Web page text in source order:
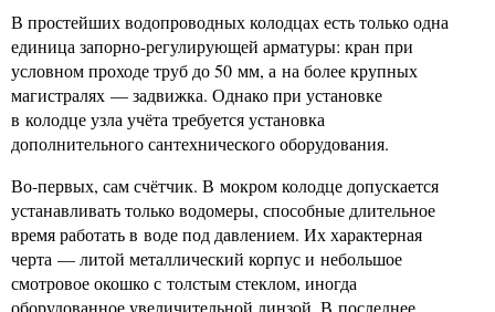
В простейших водопроводных колодцах есть только одна
единица запорно-регулирующей арматуры: кран при
условном проходе труб до 50 мм, а на более крупных
магистралях — задвижка. Однако при установке
в колодце узла учёта требуется установка
дополнительного сантехнического оборудования.
Во-первых, сам счётчик. В мокром колодце допускается
устанавливать только водомеры, способные длительное
время работать в воде под давлением. Их характерная
черта — литой металлический корпус и небольшое
смотровое окошко с толстым стеклом, иногда
оборудованное увеличительной линзой. В последнее